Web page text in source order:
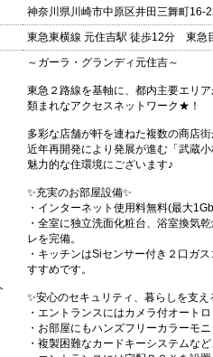
神奈川県川崎市中原区井田三舞町16-
東急東横線 元住吉駅 徒歩12分 東急
～ガーラ・グランディ元住吉～
東急２路線を基軸に、都内主要エリ
類まれなアクセスネットワーク★！
多彩な店舗が軒を連ねた複数の商店
近年再開発により発展が進む「武蔵
魅力的な住環境にございます♪
✨充実のお部屋設備✨
・インターネット使用料無料(最大
・全室に独立洗面化粧台、浴室換気
レを完備。
・キッチンはSiセンサー付き２口ガ
すすめです。
✨安心のセキュリティ、暮らしを支え
・エントランスにはカメラ付オート
・お部屋にもハンズフリーカラーモ
・複製困難なカードキーシステムな